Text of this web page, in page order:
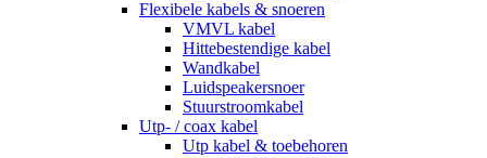
Flexibele kabels & snoeren
VMVL kabel
Hittebestendige kabel
Wandkabel
Luidspeakersnoer
Stuurstroomkabel
Utp- / coax kabel
Utp kabel & toebehoren